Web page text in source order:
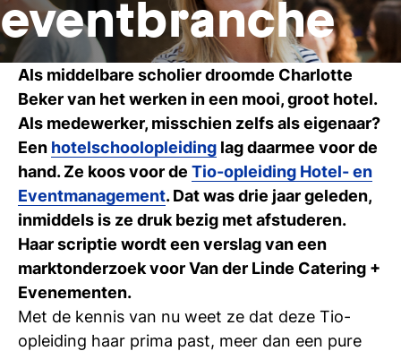
eventbranche
Als middelbare scholier droomde Charlotte
Beker van het werken in een mooi, groot hotel.
Als medewerker, misschien zelfs als eigenaar?
Een hotelschoolopleiding lag daarmee voor de
hand. Ze koos voor de Tio-opleiding Hotel- en
Eventmanagement. Dat was drie jaar geleden,
inmiddels is ze druk bezig met afstuderen.
Haar scriptie wordt een verslag van een
marktonderzoek voor Van der Linde Catering +
Evenementen.
Met de kennis van nu weet ze dat deze Tio-
opleiding haar prima past, meer dan een pure